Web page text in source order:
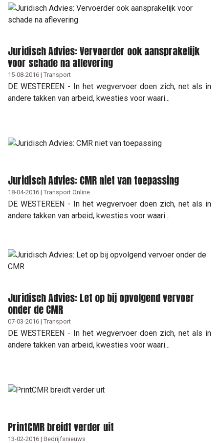
Juridisch Advies: Vervoerder ook aansprakelijk
voor schade na aflevering
15-08-2016 | Transport
DE WESTEREEN - In het wegvervoer doen zich, net als in
andere takken van arbeid, kwesties voor waari...
Juridisch Advies: CMR niet van toepassing
18-04-2016 | Transport Online
DE WESTEREEN - In het wegvervoer doen zich, net als in
andere takken van arbeid, kwesties voor waari...
Juridisch Advies: Let op bij opvolgend vervoer
onder de CMR
07-03-2016 | Transport
DE WESTEREEN - In het wegvervoer doen zich, net als in
andere takken van arbeid, kwesties voor waari...
PrintCMR breidt verder uit
13-02-2016 | Bedrijfsnieuws